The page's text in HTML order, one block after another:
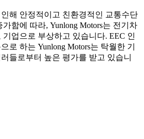
해 안정적이고 친환경적인 교통수단
함에 따라, Yunlong Motors는 전기차
업으로 부상하고 있습니다. EEC 인
로 하는 Yunlong Motors는 탁월한 기
들로부터 높은 평가를 받고 있습니